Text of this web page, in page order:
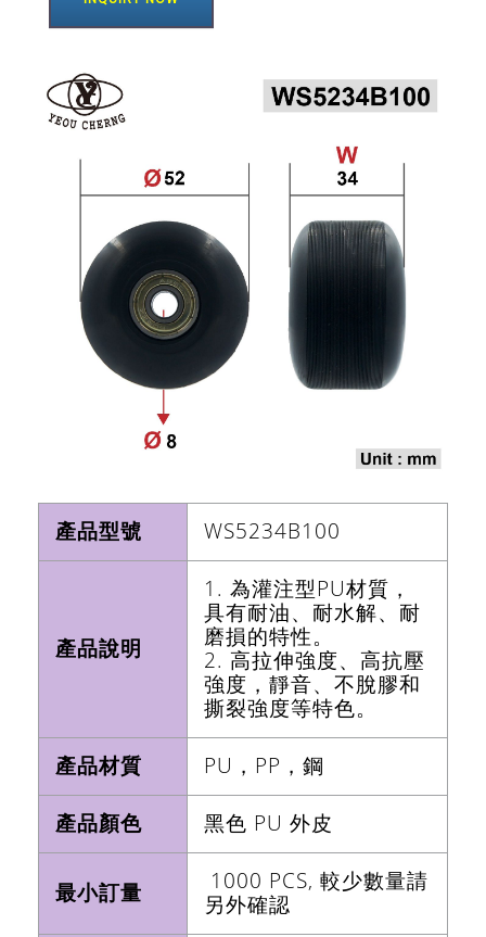
產品型號 WS5234B100
產品說明
1. 為灌注型PU材質，
具有耐油、耐水解、耐
磨損的特性。
2. 高拉伸強度、高抗壓
強度，靜音、不脫膠和
撕裂強度等特色。
產品材質 PU，PP，鋼
產品顏色 黑色 PU 外皮
最小訂量
1000 PCS, 較少數量請
另外確認